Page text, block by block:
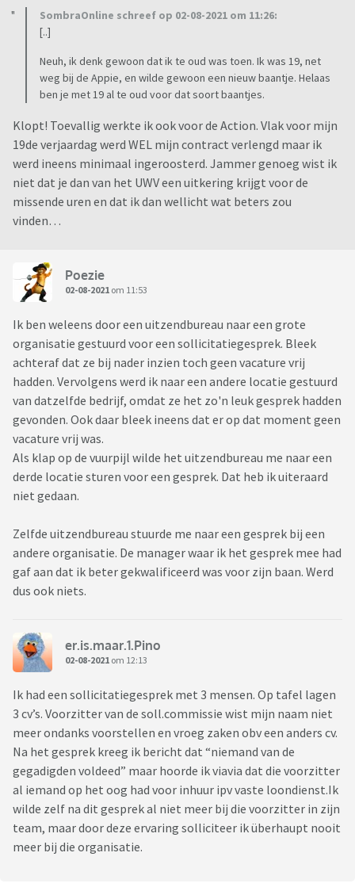
SombraOnline schreef op 02-08-2021 om 11:26:
[..]
Neuh, ik denk gewoon dat ik te oud was toen. Ik was 19, net
weg bij de Appie, en wilde gewoon een nieuw baantje. Helaas
ben je met 19 al te oud voor dat soort baantjes.
Klopt! Toevallig werkte ik ook voor de Action. Vlak voor mijn
19de verjaardag werd WEL mijn contract verlengd maar ik
werd ineens minimaal ingeroosterd. Jammer genoeg wist ik
niet dat je dan van het UWV een uitkering krijgt voor de
missende uren en dat ik dan wellicht wat beters zou
vinden…
Poezie
02-08-2021 om 11:53
Ik ben weleens door een uitzendbureau naar een grote
organisatie gestuurd voor een sollicitatiegesprek. Bleek
achteraf dat ze bij nader inzien toch geen vacature vrij
hadden. Vervolgens werd ik naar een andere locatie gestuurd
van datzelfde bedrijf, omdat ze het zo'n leuk gesprek hadden
gevonden. Ook daar bleek ineens dat er op dat moment geen
vacature vrij was.
Als klap op de vuurpijl wilde het uitzendbureau me naar een
derde locatie sturen voor een gesprek. Dat heb ik uiteraard
niet gedaan.
Zelfde uitzendbureau stuurde me naar een gesprek bij een
andere organisatie. De manager waar ik het gesprek mee had
gaf aan dat ik beter gekwalificeerd was voor zijn baan. Werd
dus ook niets.
er.is.maar.1.Pino
02-08-2021 om 12:13
Ik had een sollicitatiegesprek met 3 mensen. Op tafel lagen
3 cv’s. Voorzitter van de soll.commissie wist mijn naam niet
meer ondanks voorstellen en vroeg zaken obv een anders cv.
Na het gesprek kreeg ik bericht dat “niemand van de
gegadigden voldeed” maar hoorde ik viavia dat die voorzitter
al iemand op het oog had voor inhuur ipv vaste loondienst.Ik
wilde zelf na dit gesprek al niet meer bij die voorzitter in zijn
team, maar door deze ervaring solliciteer ik überhaupt nooit
meer bij die organisatie.